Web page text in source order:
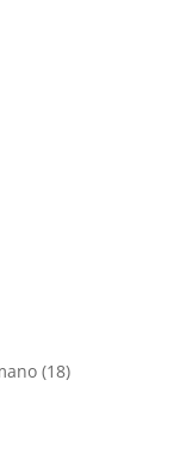
(18)